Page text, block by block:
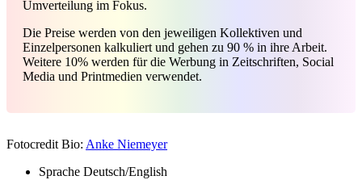
Umverteilung im Fokus.
Die Preise werden von den jeweiligen Kollektiven und
Einzelpersonen kalkuliert und gehen zu 90 % in ihre Arbeit.
Weitere 10% werden für die Werbung in Zeitschriften, Social
Media und Printmedien verwendet.
Fotocredit Bio: Anke Niemeyer
Sprache Deutsch/English